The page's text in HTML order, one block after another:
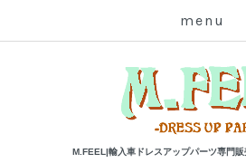
menu
M.FEEL|輸入車ドレスアップパーツ専門